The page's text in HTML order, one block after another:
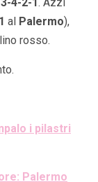
1 al Palermo),
rosso.
i pilastri
Palermo